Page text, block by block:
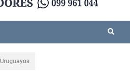
Uruguayos